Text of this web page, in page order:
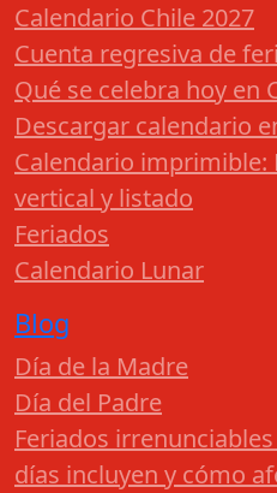
Calendario Chile 2027
Cuenta regresiva de
Qué se celebra hoy en
Descargar calendario
Calendario imprimible:
vertical y listado
Feriados
Calendario Lunar
Blog
Día de la Madre
Día del Padre
Feriados
días incluyen y cómo